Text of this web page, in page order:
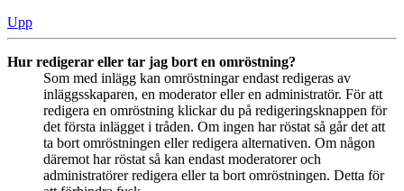
Upp
Hur redigerar eller tar jag bort en omröstning?
Som med inlägg kan omröstningar endast redigeras av
inläggsskaparen, en moderator eller en administratör. För att
redigera en omröstning klickar du på redigeringsknappen för
det första inlägget i tråden. Om ingen har röstat så går det att
ta bort omröstningen eller redigera alternativen. Om någon
däremot har röstat så kan endast moderatorer och
administratörer redigera eller ta bort omröstningen. Detta för